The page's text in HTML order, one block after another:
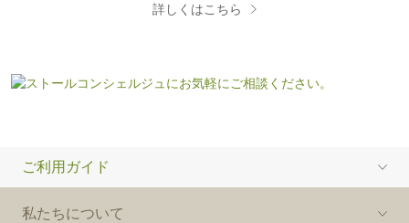
詳しくはこちら
ご利用ガイド
私たちについて